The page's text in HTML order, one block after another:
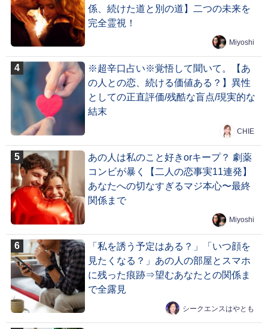
係、続けた道と別の道】二つの未来を
完全霊視！
Miyoshi
※超辛口占い※覚悟して聞いて。【あ
の人との恋、続ける価値ある？】異性
としての正直評価/残酷な盲点/現実的な
結末
CHIE
あの人は私のこと好きorキープ？ 劇薬
コンビが暴く【二人の恋事実11連発】
あなたへの切なすぎるマジ本心〜最終
関係まで
Miyoshi
「私を誘う予定はある？」「いつ顔を
見たくなる？」あの人の部屋とスマホ
に残った痕跡⇒望むあなたとの関係ま
で全露見
シークエンスはやとも